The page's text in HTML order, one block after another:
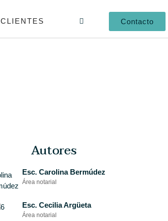
CLIENTES Contacto
Autores
Esc. Carolina Bermúdez
Área notarial
Esc. Cecilia Argüeta
Área notarial